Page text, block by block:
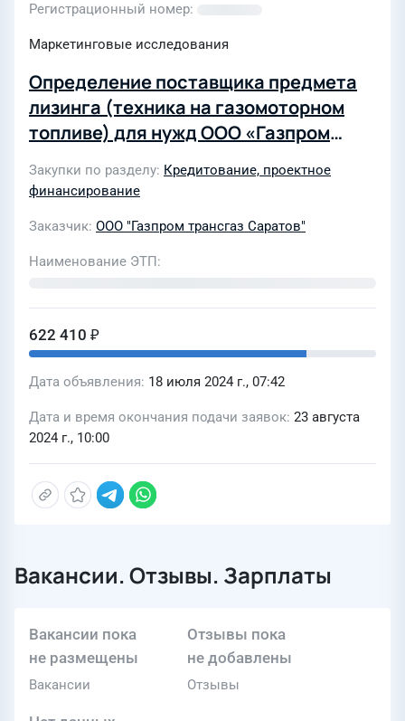
Регистрационный номер
Маркетинговые исследования
Определение поставщика предмета
лизинга (техника на газомоторном
топливе) для нужд ООО «Газпром
(№0037/24/4.3/00060044/
Закупки по разделу Кредитование, проектное
финансирование
Заказчик ООО "Газпром трансгаз Саратов"
Наименование ЭТП
622 410 ₽
Дата объявления 18 июля 2024 г., 07:42
Дата и время окончания подачи заявок 23 августа
2024 г., 10:00
Вакансии. Отзывы. Зарплаты
Вакансии пока
не размещены
Вакансии
Отзывы пока
не добавлены
Отзывы